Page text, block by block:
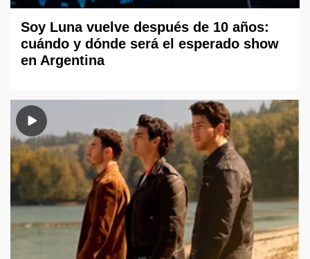
Soy Luna vuelve después de 10 años:
cuándo y dónde será el esperado show
en Argentina